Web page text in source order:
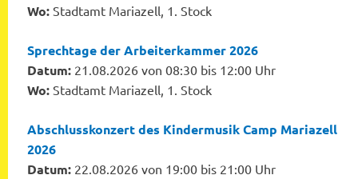
Wo: Stadtamt Mariazell, 1. Stock
Sprechtage der Arbeiterkammer 2026
Datum: 21.08.2026 von 08:30 bis 12:00 Uhr
Wo: Stadtamt Mariazell, 1. Stock
Abschlusskonzert des Kindermusik Camp Mariazell
2026
Datum: 22.08.2026 von 19:00 bis 21:00 Uhr